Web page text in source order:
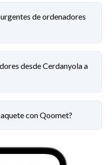
de ordenadores
desde Cerdanyola a
con Qoomet?